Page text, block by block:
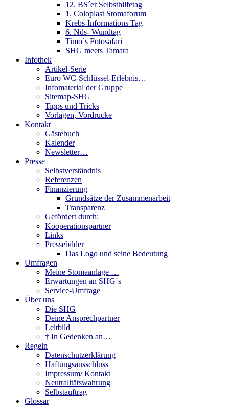
12. BS´er Selbsthilfetag
1. Coloplast Stomaforum
Krebs-Informations Tag
6. Nds- Wundtag
Timo´s Fotosafari
SHG meets Tamara
Infothek
Artikel-Serie
Euro WC-Schlüssel-Erlebnis…
Infomaterial der Gruppe
Sitemap-SHG
Tipps und Tricks
Vorlagen, Vordrucke
Kontakt
Gästebuch
Kalender
Newsletter…
Presse
Selbstverständnis
Referenzen
Finanzierung
Grundsätze der Zusammenarbeit
Transparenz
Gefördert durch:
Kooperationspartner
Links
Pressebilder
Das Logo und seine Bedeutung
Umfragen
Meine Stomaanlage …
Erwartungen an SHG´s
Service-Umfrage
Über uns
Die SHG
Deine Ansprechpartner
Leitbild
† In Gedenken an…
Regeln
Datenschutzerklärung
Haftungsausschluss
Impressum/ Kontakt
Neutralitätswahrung
Selbstauftrag
Glossar